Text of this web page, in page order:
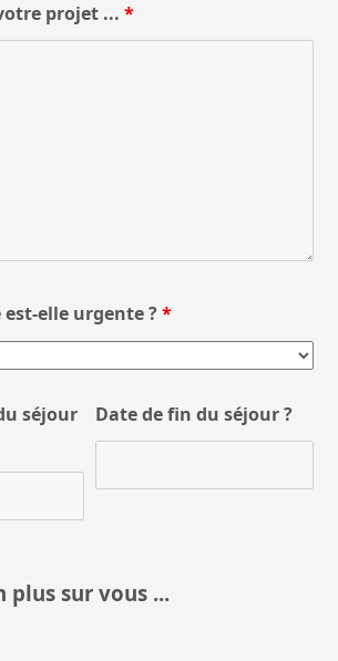
projet ...*
est-elle urgente ?*
séjour
Date de fin du séjour ?
plus sur vous ...